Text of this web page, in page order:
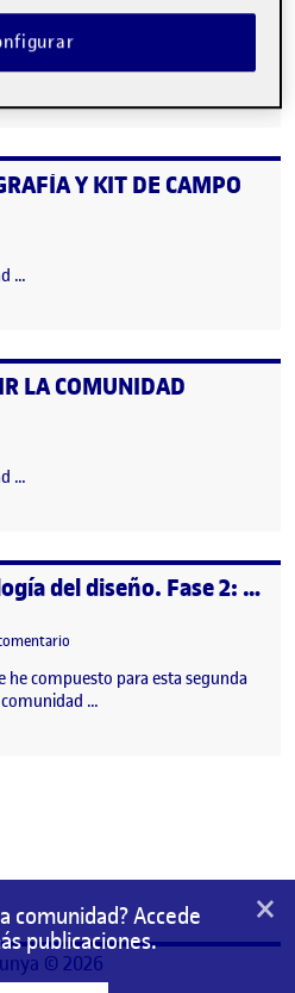
2021 7:43 pm
en FASE 1: Definir la comunidad
las tatuadoras de henna: Abrir el
Y KIT DE CAMPO
…
LA COMUNIDAD
…
Pec2 Antropología del diseño. Fase 2: Mi Kit de campo
octubre, 2021 1:04 pm
he compuesto para esta segunda
…
comunidad? Accede
publicaciones.
×
© 2026